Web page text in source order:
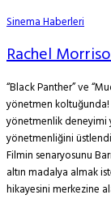
Sinema Haberleri
Rachel
“Black Panther” ve
yönetmen koltuğunda!
yönetmenlik deneyimi
yönetmenliğini
Filmin senaryosunu
altın madalya almak
hikayesini merkezine